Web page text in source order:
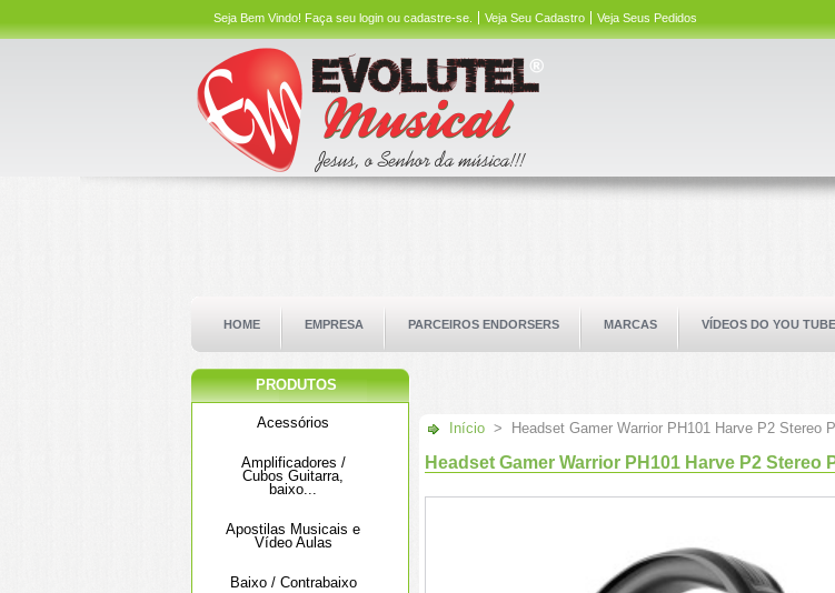
Seja Bem Vindo! Faça seu login ou cadastre-se. Veja Seu Cadastro Veja Seus Pedidos
HOME EMPRESA PARCEIROS ENDORSERS MARCAS VÍDEOS DO YOU TUBE
PRODUTOS
Acessórios
Amplificadores /
Cubos Guitarra,
baixo...
Apostilas Musicais e
Vídeo Aulas
Baixo / Contrabaixo
Início > Headset Gamer Warrior PH101 Harve P2 Stereo
Headset Gamer Warrior PH101 Harve P2 Stereo